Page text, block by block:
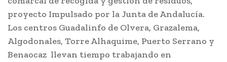
proyecto Impulsado por la Junta de Andalucía.
Los centros Guadalinfo de Olvera, Grazalema,
Algodonales, Torre Alhaquime, Puerto Serrano y
Benaocaz llevan tiempo trabajando en